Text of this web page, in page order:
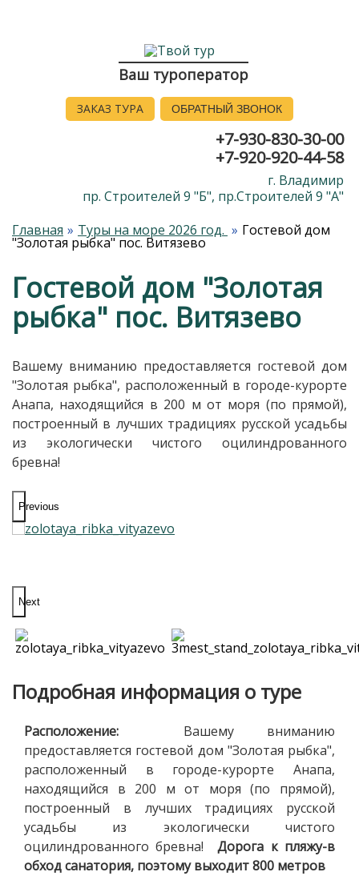
Ваш туроператор
ЗАКАЗ ТУРА ОБРАТНЫЙ ЗВОНОК
+7-930-830-30-00
+7-920-920-44-58
г. Владимир
пр. Строителей 9 "Б", пр.Строителей 9 "А"
Главная
Туры на море 2026 год. Гостевой дом
"Золотая рыбка" пос. Витязево
Гостевой дом "Золотая
рыбка" пос. Витязево
Вашему вниманию предоставляется гостевой дом
"Золотая рыбка", расположенный в городе-курорте
Анапа, находящийся в 200 м от моря (по прямой),
построенный в лучших традициях русской усадьбы
из экологически чистого оцилиндрованного
бревна!
Previous
Next
Подробная информация о туре
Расположение: Вашему вниманию
предоставляется гостевой дом "Золотая рыбка",
расположенный в городе-курорте Анапа,
находящийся в 200 м от моря (по прямой),
построенный в лучших традициях русской
усадьбы из экологически чистого
оцилиндрованного бревна!Дорога к пляжу-в
обход санатория, поэтому выходит 800 метров